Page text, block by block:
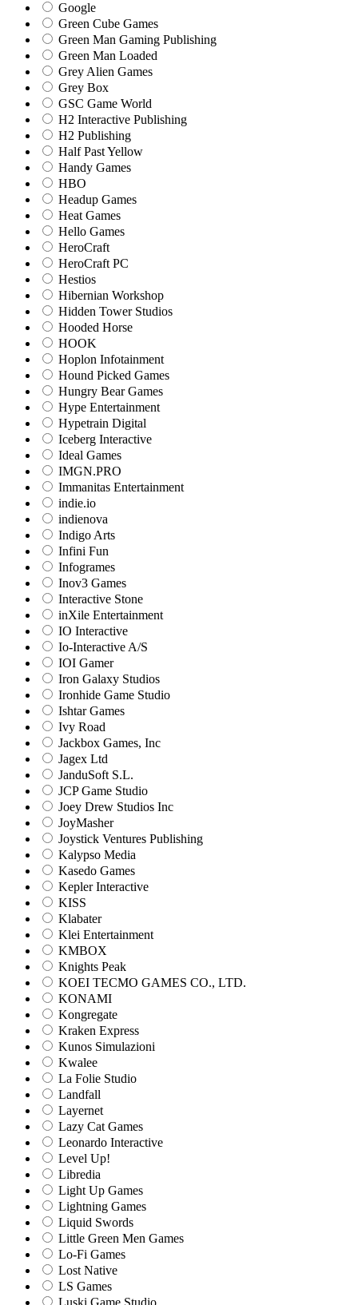
Google
Green Cube Games
Green Man Gaming Publishing
Green Man Loaded
Grey Alien Games
Grey Box
GSC Game World
H2 Interactive Publishing
H2 Publishing
Half Past Yellow
Handy Games
HBO
Headup Games
Heat Games
Hello Games
HeroCraft
HeroCraft PC
Hestios
Hibernian Workshop
Hidden Tower Studios
Hooded Horse
HOOK
Hoplon Infotainment
Hound Picked Games
Hungry Bear Games
Hype Entertainment
Hypetrain Digital
Iceberg Interactive
Ideal Games
IMGN.PRO
Immanitas Entertainment
indie.io
indienova
Indigo Arts
Infini Fun
Infogrames
Inov3 Games
Interactive Stone
inXile Entertainment
IO Interactive
Io-Interactive A/S
IOI Gamer
Iron Galaxy Studios
Ironhide Game Studio
Ishtar Games
Ivy Road
Jackbox Games, Inc
Jagex Ltd
JanduSoft S.L.
JCP Game Studio
Joey Drew Studios Inc
JoyMasher
Joystick Ventures Publishing
Kalypso Media
Kasedo Games
Kepler Interactive
KISS
Klabater
Klei Entertainment
KMBOX
Knights Peak
KOEI TECMO GAMES CO., LTD.
KONAMI
Kongregate
Kraken Express
Kunos Simulazioni
Kwalee
La Folie Studio
Landfall
Layernet
Lazy Cat Games
Leonardo Interactive
Level Up!
Libredia
Light Up Games
Lightning Games
Liquid Swords
Little Green Men Games
Lo-Fi Games
Lost Native
LS Games